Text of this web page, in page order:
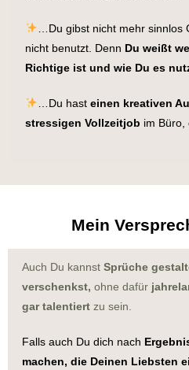
…Du gibst nicht mehr sinnlos
nicht benutzt. Denn Du weißt
Richtige ist und wie Du es
…Du hast einen kreativen
stressigen Vollzeitjob im Büro,
Mein
Auch Du kannst Sprüche
verschenkst, ohne dafür
gar talentiert zu sein.
Falls auch Du dich nach
machen, die Deinen Liebsten